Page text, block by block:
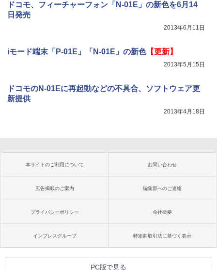
ドコモ、フィーチャーフォン「N-01E」の新色を6月14
日発売
2013年6月11日
iモード端末「P-01E」「N-01E」の新色【更新】
2013年5月15日
ドコモのN-01Eに再起動などの不具合、ソフトウェア更
新提供
2013年4月18日
本サイトのご利用について お問い合わせ
広告掲載のご案内 編集部へのご連絡
プライバシーポリシー 会社概要
インプレスグループ 特定商取引法に基づく表示
PC版で見る